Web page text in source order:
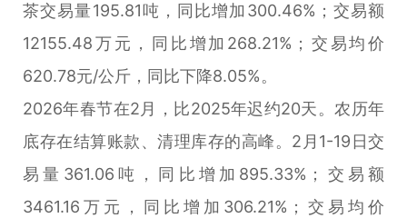
茶交易量195.81吨，同比增加300.46%；交易额
12155.48万元，同比增加268.21%；交易均价
620.78元/公斤，同比下降8.05%。
2026年春节在2月，比2025年迟约20天。农历年
底存在结算账款、清理库存的高峰。2月1-19日交
易量361.06吨，同比增加895.33%；交易额
3461.16万元，同比增加306.21%；交易均价